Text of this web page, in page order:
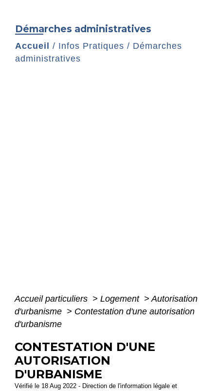
Démarches administratives
Accueil / Infos Pratiques / Démarches
administratives
Accueil particuliers > Logement > Autorisation
d'urbanisme > Contestation d'une autorisation
d'urbanisme
CONTESTATION D'UNE
AUTORISATION
D'URBANISME
Vérifié le 18 Aug 2022 - Direction de l'information légale et